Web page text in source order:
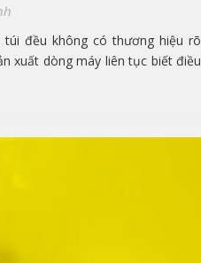
đều không có thương hiệu rõ
xuất dòng máy liên tục biết điều